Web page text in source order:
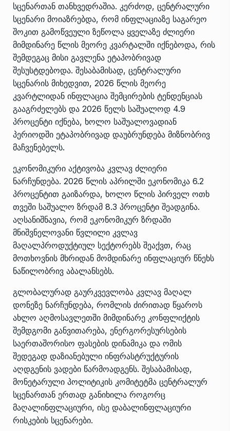
სცენართან თანხვედრაშია. კერძოდ, ცენტრალური
სცენარი მოიაზრებდა, რომ ინფლაციაზე საგარეო
შოკით გამოწვეული ზეწოლა ყველაზე ძლიერი
მიმდინარე წლის მეორე კვარტალში იქნებოდა, რის
შემდეგაც მისი გავლენა ეტაპობრივად
შესუსტდებოდა. შესაბამისად, ცენტრალური
სცენარის მიხედვით, 2026 წლის მეორე
კვარტლიდან ინფლაცია შემცირების ტენდენციას
გააგრძელებს და 2026 წელს საშუალოდ 4.9
პროცენტი იქნება, ხოლო საშუალოვადიან
პერიოდში ეტაპობრივად დაუბრუნდება მიზნობრივ
მაჩვენებელს.
ეკონომიკური აქტივობა კვლავ ძლიერი
ნარჩუნდება. 2026 წლის აპრილში ეკონომიკა 6.2
პროცენტით გაიზარდა, ხოლო წლის პირველ ოთხ
თვეში საშუალო ზრდამ 8.3 პროცენტი შეადგინა.
აღსანიშნავია, რომ ეკონომიკურ ზრდაში
მნიშვნელოვანი წვლილი კვლავ
მაღალპროდუქტიულ სექტორებს შეაქვთ, რაც
მოთხოვნის მხრიდან მომდინარე ინფლაციურ წნეხს
ნაწილობრივ აბალანსებს.
გლობალურად გაურკვევლობა კვლავ მაღალ
დონეზე ნარჩუნდება, რომლის ძირითად წყაროს
ახლო აღმოსავლეთში მიმდინარე კონფლიქტის
შემდგომი განვითარება, ენერგორესურსების
საერთაშორისო ფასების დინამიკა და ომის
შედეგად დაზიანებული ინფრასტრუქტურის
აღდგენის ვადები წარმოადგენს. შესაბამისად,
მონეტარული პოლიტიკის კომიტეტმა ცენტრალურ
სცენართან ერთად განიხილა როგორც
მაღალინფლაციური, ისე დაბალინფლაციური
რისკების სცენარები.